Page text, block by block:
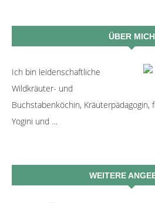
ÜBER MICH
Ich bin leidenschaftliche
Wildkräuter- und
Buchstabenköchin, Kräuterpädagogin,
Yogini und …
WEITERE